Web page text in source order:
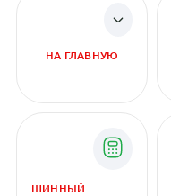
НА ГЛАВНУЮ
ШИННЫЙ